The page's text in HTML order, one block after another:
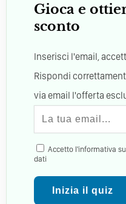
Gioca e
sconto
Inserisci l'email,
Rispondi
via email l'offerta
Accetto l'informativa
dati
Inizia il quiz